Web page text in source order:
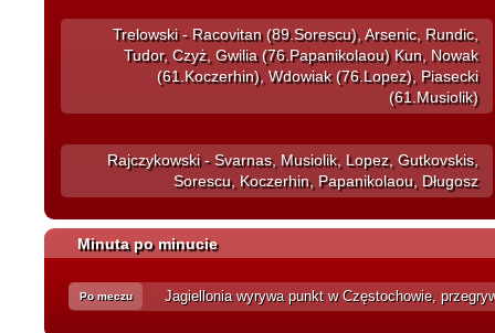
Trelowski - Racovitan (89.Sorescu), Arsenic, Rundic,
Tudor, Czyż, Gwilia (76.Papanikolaou) Kun, Nowak
(61.Koczerhin), Wdowiak (76.Lopez), Piasecki
(61.Musiolik)
Rajczykowski - Svarnas, Musiolik, Lopez, Gutkovskis,
Sorescu, Koczerhin, Papanikolaou, Długosz
Minuta po minucie
Po meczu Jagiellonia wyrywa punkt w Częstochowie,